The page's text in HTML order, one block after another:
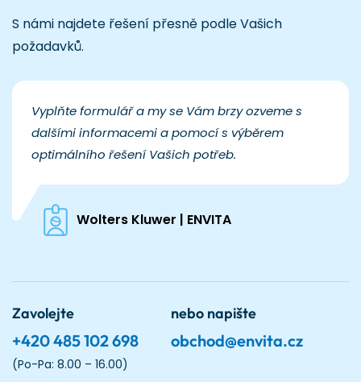
S námi najdete řešení přesně podle Vašich
požadavků.
Vyplňte formulář a my se Vám brzy ozveme s
dalšími informacemi a pomocí s výběrem
optimálního řešení Vašich potřeb.
Wolters Kluwer | ENVITA
Zavolejte
+420 485 102 698
(Po-Pa: 8.00 – 16.00)
nebo napište
obchod@envita.cz